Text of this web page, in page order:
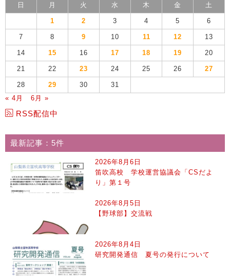
日 月 火 水 木 金 土
1 2 3 4 5 6
7 8 9 10 11 12 13
14 15 16 17 18 19 20
21 22 23 24 25 26 27
28 29 30
31
« 4月
6月 »
RSS配信中
最新記事：5件
2026年8月6日
笛吹高校 学校運営協議会「CSだよ
り」第１号
2026年8月5日
【野球部】交流戦
2026年8月4日
研究開発通信 夏号の発行について